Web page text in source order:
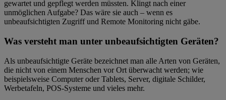
gewartet und gepflegt werden müssten. Klingt nach einer
unmöglichen Aufgabe? Das wäre sie auch – wenn es
unbeaufsichtigten Zugriff und Remote Monitoring nicht gäbe.
Was versteht man unter unbeaufsichtigten Geräten?
Als unbeaufsichtigte Geräte bezeichnet man alle Arten von Geräten,
die nicht von einem Menschen vor Ort überwacht werden; wie
beispielsweise Computer oder Tablets, Server, digitale Schilder,
Werbetafeln, POS-Systeme und vieles mehr.